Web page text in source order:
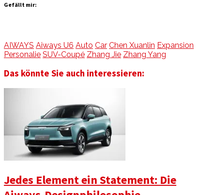
Gefällt mir:
AIWAYS Aiways U6 Auto Car Chen Xuanlin Expansion
Personalie SUV-Coupé Zhang Jie Zhang Yang
Das könnte Sie auch interessieren:
Jedes Element ein Statement: Die